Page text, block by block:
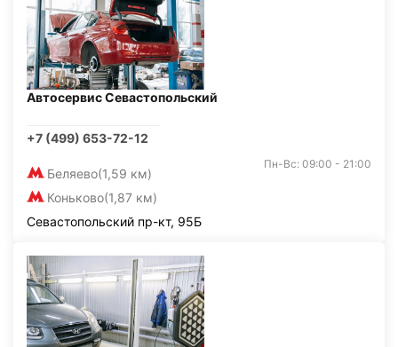
Автосервис Севастопольский
+7 (499) 653-72-12
Беляево(1,59 км)
Коньково(1,87 км)
Пн-Вс: 09:00 - 21:00
Севастопольский пр-кт, 95Б